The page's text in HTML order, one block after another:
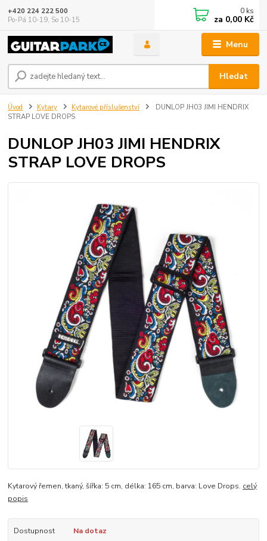
Menu
Hledat
+420 224 222 500
Po-Pá 10-19, So 10-15
0 ks
za 0,00 Kč
Úvod Kytary Kytarové příslušenství
DUNLOP JH03 JIMI HENDRIX
STRAP LOVE DROPS
DUNLOP JH03 JIMI HENDRIX
STRAP LOVE DROPS
Kytarový řemen, tkaný, šířka: 5 cm, délka: 165 cm, barva: Love Drops. celý
popis
Dostupnost Na dotaz